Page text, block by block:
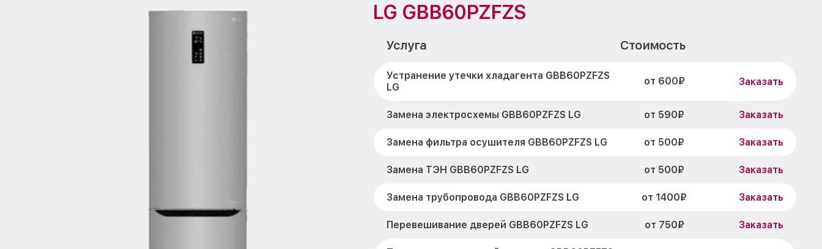
LG GBB60PZFZS
Услуга Стоимость
Устранение утечки хладагента GBB60PZFZS
LG
от 600₽ Заказать
Замена электросхемы GBB60PZFZS LG от 590₽ Заказать
Замена фильтра осушителя GBB60PZFZS LG от 500₽ Заказать
Замена ТЭН GBB60PZFZS LG от 500₽ Заказать
Замена трубопровода GBB60PZFZS LG от 1400₽ Заказать
Перевешивание дверей GBB60PZFZS LG от 750₽ Заказать